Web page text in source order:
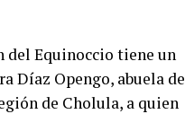
del Equinoccio tiene un
Díaz Opengo, abuela de
de Cholula, a quien